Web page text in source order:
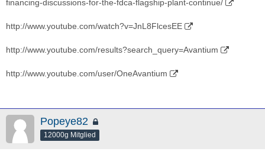
financing-discussions-for-the-fdca-flagship-plant-continue/
http://www.youtube.com/watch?v=JnL8FlcesEE
http://www.youtube.com/results?search_query=Avantium
http://www.youtube.com/user/OneAvantium
Popeye82
12000g Mitglied